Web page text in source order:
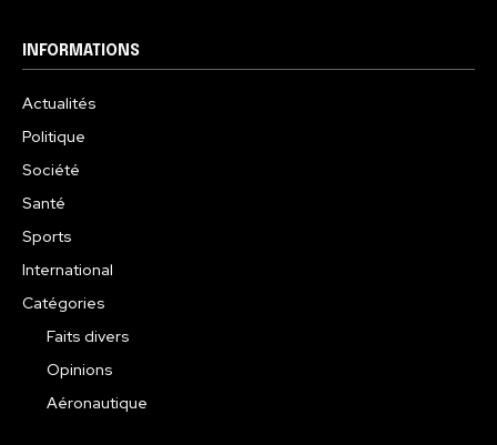
INFORMATIONS
Actualités
Politique
Société
Santé
Sports
International
Catégories
Faits divers
Opinions
Aéronautique